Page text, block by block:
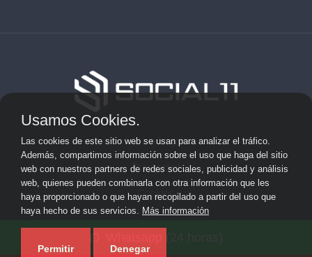
Aviso Legal
Privacidad
Cookies
posicionamiento web y SEO ·
Usamos Cookies.
Las cookies de este sitio web se usan para analizar el tráfico.
Además, compartimos información sobre el uso que haga del sitio
web con nuestros partners de redes sociales, publicidad y análisis
web, quienes pueden combinarla con otra información que les
haya proporcionado o que hayan recopilado a partir del uso que
haya hecho de sus servicios. Más información
Permitir Denegar